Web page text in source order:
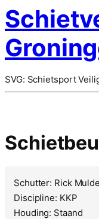
SVG: Schietsport
Schutter: Rick
Discipline: KKP
Houding: Staand